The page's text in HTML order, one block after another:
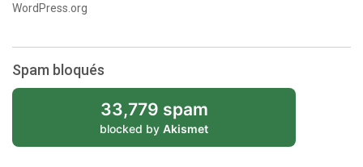
WordPress.org
Spam bloqués
33,779 spam
blocked by Akismet